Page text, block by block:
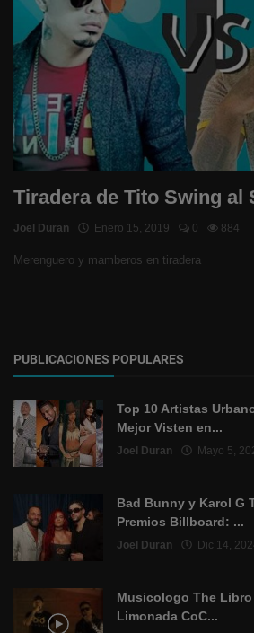
Tiradera de Tito Swing al
Joel Duran Enero 15, 2019 0 884
Merenguero y mamberos en tiradera
PUBLICACIONES POPULARES
Top 10 Artistas
Mejor Visten en...
Joel Duran Mayo 5,
Bad Bunny y Karol G
Premios Billboard: ...
Joel Duran Dic 14,
Musicologo The
Limonada CoC...